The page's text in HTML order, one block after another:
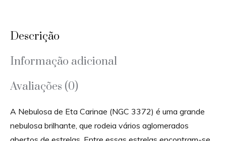
Descrição
Informação adicional
Avaliações (0)
A Nebulosa de Eta Carinae (NGC 3372) é uma grande
nebulosa brilhante, que rodeia vários aglomerados